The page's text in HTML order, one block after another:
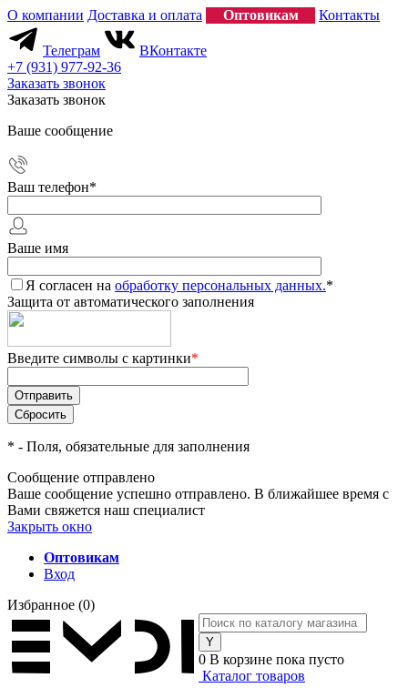
О компании Доставка и оплата Оптовикам Контакты
Телеграм
ВКонтакте
+7 (931) 977-92-36
Заказать звонок
Заказать звонок
Ваше сообщение
Ваш телефон*
Ваше имя
Я согласен на обработку персональных данных.*
Защита от автоматического заполнения
Введите символы с картинки*
* - Поля, обязательные для заполнения
Сообщение отправлено
Ваше сообщение успешно отправлено. В ближайшее время с
Вами свяжется наш специалист
Закрыть окно
Оптовикам
Вход
Избранное (0)
0 В корзине пока пусто
Каталог товаров